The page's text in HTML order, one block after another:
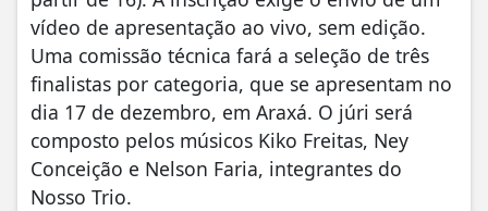
vídeo de apresentação ao vivo, sem edição.
Uma comissão técnica fará a seleção de três
finalistas por categoria, que se apresentam no
dia 17 de dezembro, em Araxá. O júri será
composto pelos músicos Kiko Freitas, Ney
Conceição e Nelson Faria, integrantes do
Nosso Trio.